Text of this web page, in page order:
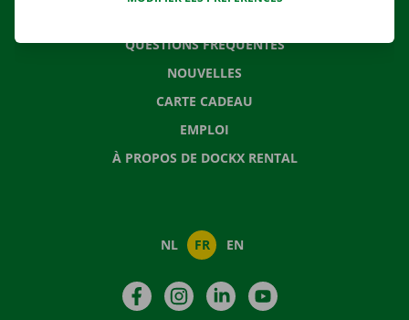
QUESTIONS FRÉQUENTES
NOUVELLES
CARTE CADEAU
EMPLOI
À PROPOS DE DOCKX RENTAL
NL FR EN
FacebookInstagramLinkedIn